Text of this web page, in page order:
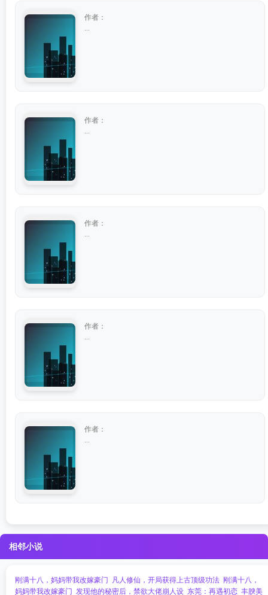
作者：
作者：
作者：
作者：
作者：
相邻小说
刚满十八，妈妈带我改嫁豪门 凡人修仙，开局获得上古顶级功法 刚满十八，
妈妈带我改嫁豪门 发现他的秘密后，禁欲大佬崩人设 东莞：再遇初恋 丰腴美